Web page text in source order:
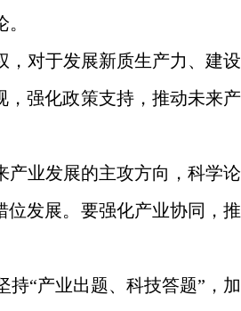
，对于发展新质生产力、建设
，强化政策支持，推动未来产
产业发展的主攻方向，科学论
发展。要强化产业协同，推
“产业出题、科技答题”，加